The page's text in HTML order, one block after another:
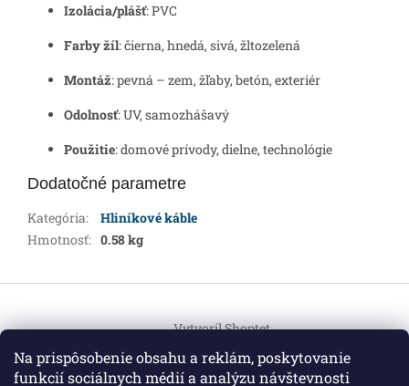
Na prispôsobenie obsahu a reklám, poskytovanie
funkcií sociálnych médií a analýzu návštevnosti
Izolácia/plášť: PVC
Farby žíl: čierna, hnedá, sivá, žltozelená
Montáž: pevná – zem, žľaby, betón, exteriér
Odolnosť: UV, samozhášavý
Použitie: domové prívody, dielne, technológie
Dodatočné parametre
Kategória:
Hliníkové káble
Hmotnosť: 0.58 kg
p
Vytvoril Shoptet